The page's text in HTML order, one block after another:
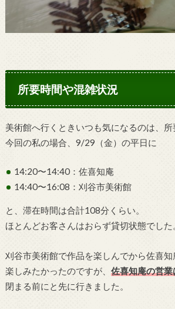
所要時間や混雑状況
美術館へ行くときいつも気になるのは、所
今回の私の場合、9/29（金）の平日に
14:20〜14:40：佐喜知庵
14:40〜16:08：刈谷市美術館
と、滞在時間は合計108分くらい。
ほとんどお客さんはおらず貸切状態でした
刈谷市美術館で作品を楽しんでから佐喜
楽しみたかったのですが、 佐喜知庵の営
閉まる前にと先に行きました。